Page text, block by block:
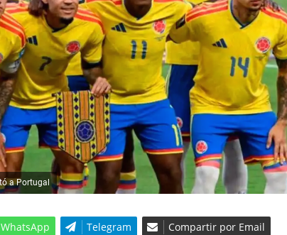
a Portugal
WhatsApp Telegram Compartir por Email